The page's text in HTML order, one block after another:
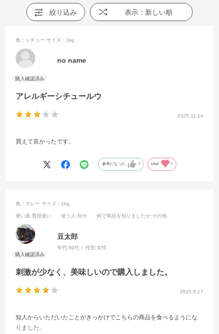
絞り込み 表示：新しい順
2025.11.14
アレルギーシチュールウ
色：シチュー サイズ：1kg
no name
買えて良かったです。
参考になった 0 Like! 0
2025.8.17
刺激が少なく、美味しいので購入しました。
色：カレー サイズ：1kg
使い道:普段使い 使う人 :自分 何で商品を知りましたか:その他
豆太郎
年代:50代 性別:女性
知人からいただいたことがきっかけでこちらの商品を食べるようにな
りました。